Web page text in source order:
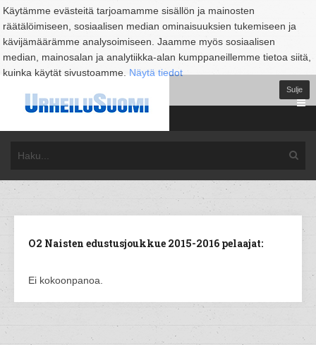
Käytämme evästeitä tarjoamamme sisällön ja mainosten
räätälöimiseen, sosiaalisen median ominaisuuksien tukemiseen ja
kävijämäärämme analysoimiseen. Jaamme myös sosiaalisen
median, mainosalan ja analytiikka-alan kumppaneillemme tietoa siitä,
kuinka käytät sivustoamme. Näytä tiedot
Sulje
O2 Naisten edustusjoukkue 2015-2016 pelaajat:
Ei kokoonpanoa.